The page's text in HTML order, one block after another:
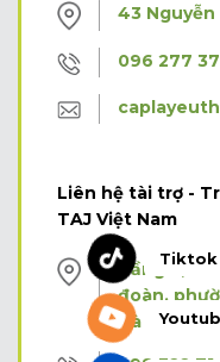
43 Nguyễn
096 277
Liên hệ tài trợ -
TAJ Việt Nam
Tầng 3,
đoàn,
Hà Nội,
Tiktok